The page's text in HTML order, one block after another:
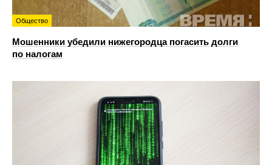
Общество
Мошенники убедили нижегородца погасить долги
по налогам